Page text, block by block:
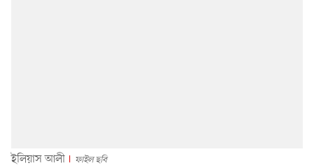
ইলিয়াস আলী ফাইল ছবি